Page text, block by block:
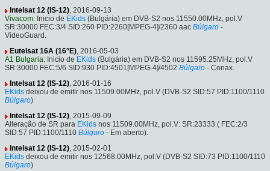
Intelsat 12 (IS-12), 2016-09-13
Vivacom: Inicio de EKids (Bulgária) em DVB-S2 nos 11550.00MHz, pol.V
SR:30000 FEC:3/4 SID:260 PID:2260[MPEG-4]/2360 aac Búlgaro -
VideoGuard.
Eutelsat 16A (16°E), 2016-05-03
A1 Bulgaria: Inicio de EKids (Bulgária) em DVB-S2 nos 11595.25MHz, pol.V
SR:30000 FEC:5/6 SID:930 PID:4501[MPEG-4]/4502 Búlgaro - Conax.
Intelsat 12 (IS-12), 2016-01-16
EKids deixou de emitir nos 11509.00MHz, pol.V (DVB-S2 SID:57 PID:1100/1110
Búlgaro)
Intelsat 12 (IS-12), 2015-09-09
Alteração de SR para EKids nos 11509.00MHz, pol.V: SR:23333 ( FEC:2/3
SID:57 PID:1100/1110 Búlgaro - Em aberto).
Intelsat 12 (IS-12), 2015-02-01
EKids deixou de emitir nos 12568.00MHz, pol.V (DVB-S2 SID:73 PID:1100/1110
Búlgaro)